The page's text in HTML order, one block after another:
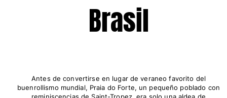
Brasil
Antes de convertirse en lugar de veraneo favorito del
buenrollismo mundial, Praia do Forte, un pequeño poblado con
reminiscencias de Saint-Tropez, era solo una aldea de